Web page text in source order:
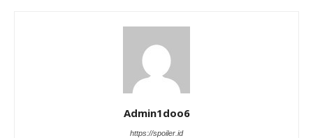
Admin1doo6
https://spoiler.id